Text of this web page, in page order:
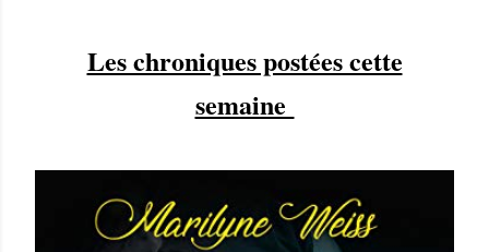
Les chroniques postées cette
semaine